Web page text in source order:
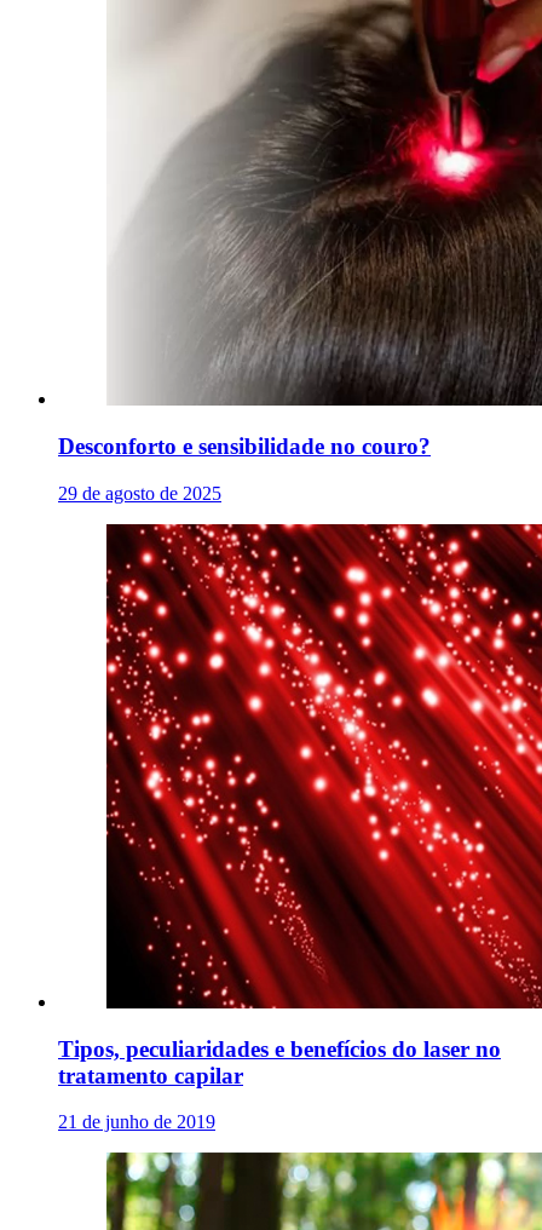
Desconforto e sensibilidade no couro?
29 de agosto de 2025
Tipos, peculiaridades e benefícios do laser no
tratamento capilar
21 de junho de 2019